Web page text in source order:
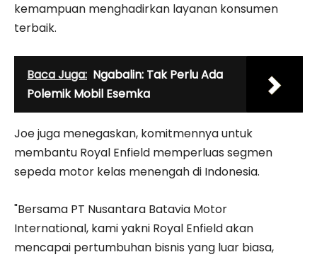
kemampuan menghadirkan layanan konsumen
terbaik.
Baca Juga: Ngabalin: Tak Perlu Ada
Polemik Mobil Esemka
Joe juga menegaskan, komitmennya untuk
membantu Royal Enfield memperluas segmen
sepeda motor kelas menengah di Indonesia.
"Bersama PT Nusantara Batavia Motor
International, kami yakni Royal Enfield akan
mencapai pertumbuhan bisnis yang luar biasa,